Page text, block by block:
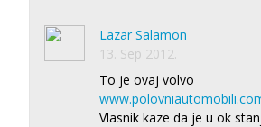
Lazar Salamon
13. Sep 2012.
To je ovaj volvo
Vlasnik kaze da je u ok